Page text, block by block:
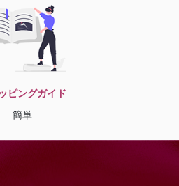
ピングガイド
簡単